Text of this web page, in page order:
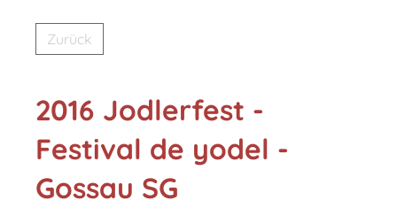
Zurück
2016 Jodlerfest -
Festival de yodel -
Gossau SG